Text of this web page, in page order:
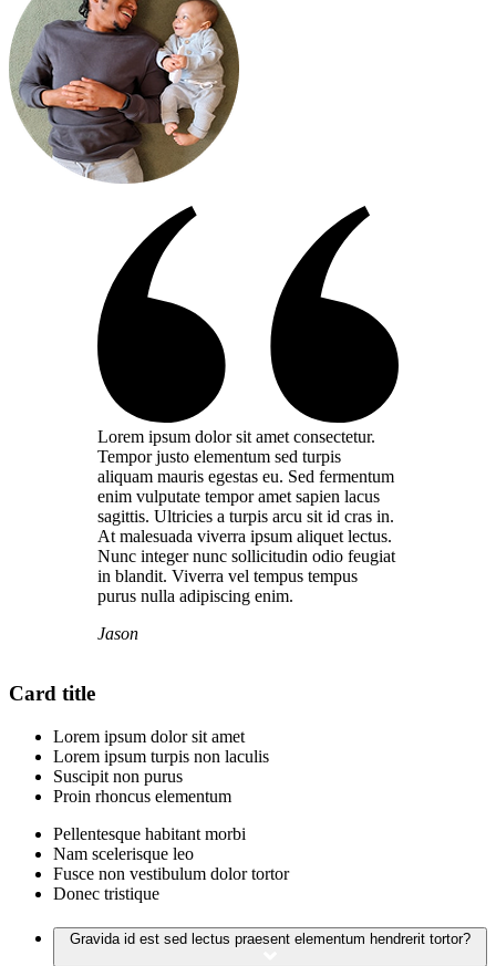
Lorem ipsum dolor sit amet consectetur.
Tempor justo elementum sed turpis
aliquam mauris egestas eu. Sed fermentum
enim vulputate tempor amet sapien lacus
sagittis. Ultricies a turpis arcu sit id cras in.
At malesuada viverra ipsum aliquet lectus.
Nunc integer nunc sollicitudin odio feugiat
in blandit. Viverra vel tempus tempus
purus nulla adipiscing enim.
Jason
Card title
Lorem ipsum dolor sit amet
Lorem ipsum turpis non laculis
Suscipit non purus
Proin rhoncus elementum
Pellentesque habitant morbi
Nam scelerisque leo
Fusce non vestibulum dolor tortor
Donec tristique
Gravida id est sed lectus praesent elementum hendrerit tortor?